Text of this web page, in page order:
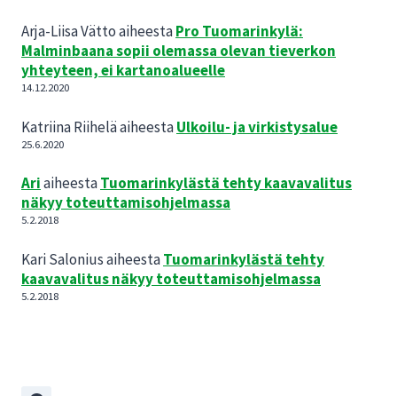
Arja-Liisa VättoaiheestaPro Tuomarinkylä:
Malminbaana sopii olemassa olevan tieverkon
yhteyteen, ei kartanoalueelle
14.12.2020
Katriina RiiheläaiheestaUlkoilu- ja virkistysalue
25.6.2020
AriaiheestaTuomarinkylästä tehty kaavavalitus
näkyy toteuttamisohjelmassa
5.2.2018
Kari SaloniusaiheestaTuomarinkylästä tehty
kaavavalitus näkyy toteuttamisohjelmassa
5.2.2018